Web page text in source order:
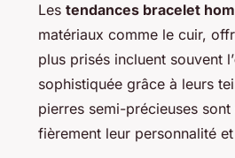
Les tendances bracelet
matériaux comme le cuir,
plus prisés incluent souvent l’
sophistiquée grâce à leurs
pierres semi-précieuses
fièrement leur personnalité